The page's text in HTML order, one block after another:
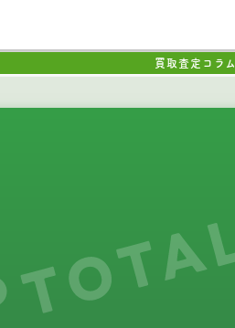
買取査定コラム